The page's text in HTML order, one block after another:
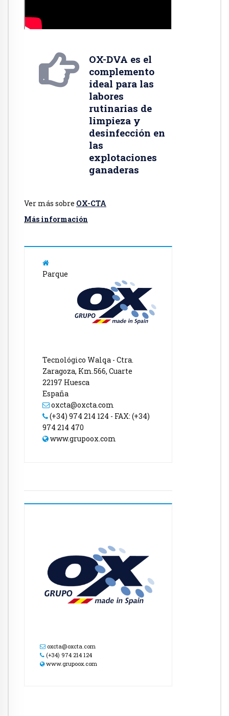
oxcta@oxcta.com
(+34) 974 214 124
www.grupoox.com
OX-DVA es el
complemento
ideal para las
labores
rutinarias de
limpieza y
desinfección en
las
explotaciones
ganaderas
Ver más sobre OX-CTA
Más información
Parque
Tecnológico Walqa - Ctra.
Zaragoza, Km.566, Cuarte
22197 Huesca
España
oxcta@oxcta.com
(+34) 974 214 124 - FAX: (+34)
974 214 470
www.grupoox.com